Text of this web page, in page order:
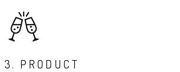
3. PRODUCT